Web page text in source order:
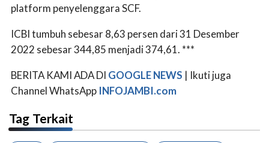
platform penyelenggara SCF.
ICBI tumbuh sebesar 8,63 persen dari 31 Desember
2022 sebesar 344,85 menjadi 374,61. ***
BERITA KAMI ADA DI GOOGLE NEWS | Ikuti juga
Channel WhatsApp INFOJAMBI.com
Tag Terkait